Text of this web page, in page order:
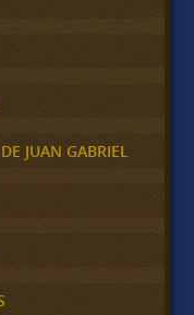
JUAN GABRIEL